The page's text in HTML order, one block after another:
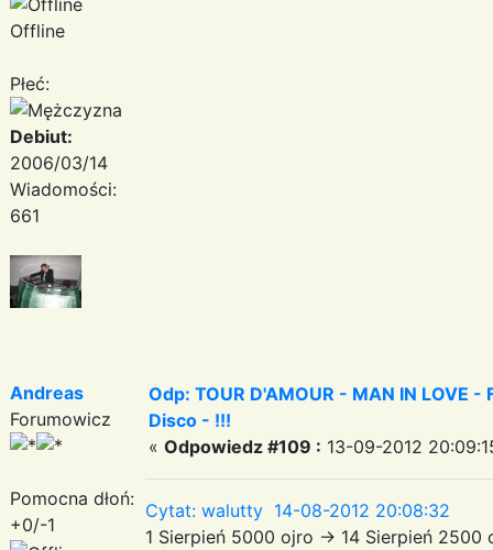
Offline
Płeć:
Debiut:
2006/03/14
Wiadomości:
661
Andreas
Forumowicz
Pomocna dłoń:
+0/-1
Odp: TOUR D'AMOUR - MAN IN LOVE
Disco - !!!
« Odpowiedz #109 : 13-09-2012
Cytat: walutty 14-08-2012 20:08:32
1 Sierpień 5000 ojro -> 14 Sierpień